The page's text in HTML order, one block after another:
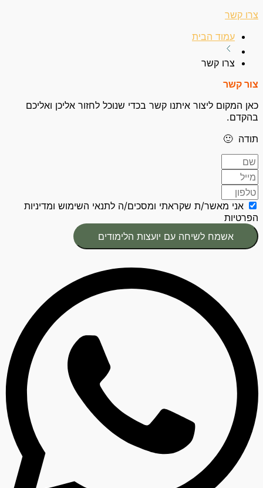
צרו קשר
עמוד הבית
צרו קשר
צור קשר
כאן המקום ליצור איתנו קשר בכדי שנוכל לחזור אליכן ואליכם
בהקדם.
תודה 🙂
אני מאשר/ת שקראתי ומסכים/ה לתנאי השימוש ומדיניות
הפרטיות
אשמח לשיחה עם יועצות הלימודים